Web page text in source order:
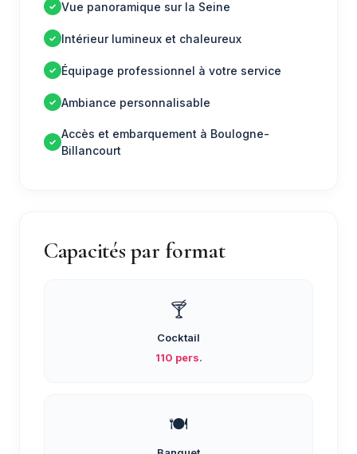
Vue panoramique sur la Seine
Intérieur lumineux et chaleureux
Équipage professionnel à votre service
Ambiance personnalisable
Accès et embarquement à Boulogne-
Billancourt
Capacités par format
🍸
Cocktail
110 pers.
🍽️